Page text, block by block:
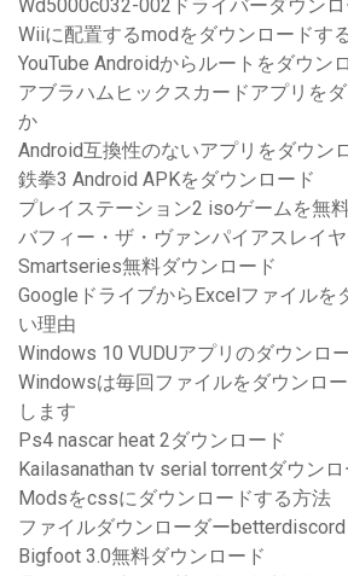
Wd5000c032-002ドライバーダウンロ
Wiiに配置するmodをダウンロードす
YouTube Androidからルートをダウン
アブラハムヒックスカードアプリを
か
Android互換性のないアプリをダウン
鉄拳3 Android APKをダウンロード
プレイステーション2 isoゲームを無
バフィー・ザ・ヴァンパイアスレイ
Smartseries無料ダウンロード
GoogleドライブからExcelファイルを
い理由
Windows 10 VUDUアプリのダウンロ
Windowsは毎回ファイルをダウンロ
します
Ps4 nascar heat 2ダウンロード
Kailasanathan tv serial torrentダウンロ
Modsをcssにダウンロードする方法
ファイルダウンローダーbetterdiscord
Bigfoot 3.0無料ダウンロード